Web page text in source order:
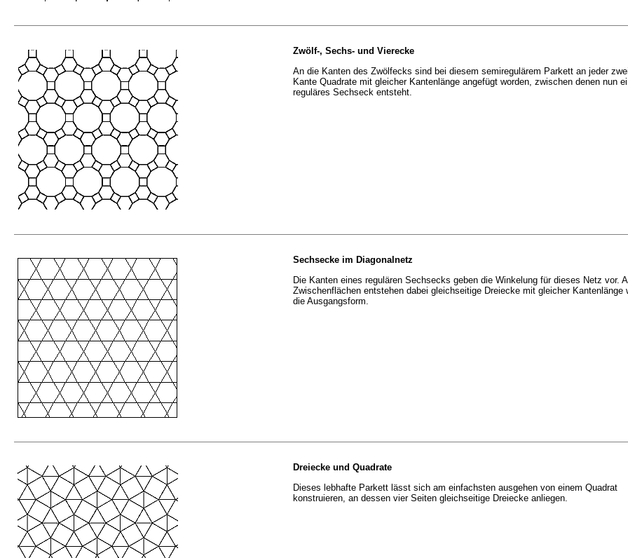
Zwölf-, Sechs- und Vierecke
An die Kanten des Zwölfecks sind bei diesem semiregulärem Parkett an jeder
Kante Quadrate mit gleicher Kantenlänge angefügt worden, zwischen denen nun
reguläres Sechseck entsteht.
Sechsecke im Diagonalnetz
Die Kanten eines regulären Sechsecks geben die Winkelung für dieses Netz vor.
Zwischenflächen entstehen dabei gleichseitige Dreiecke mit gleicher Kantenlänge
die Ausgangsform.
Dreiecke und Quadrate
Dieses lebhafte Parkett lässt sich am einfachsten ausgehen von einem Quadrat
konstruieren, an dessen vier Seiten gleichseitige Dreiecke anliegen.